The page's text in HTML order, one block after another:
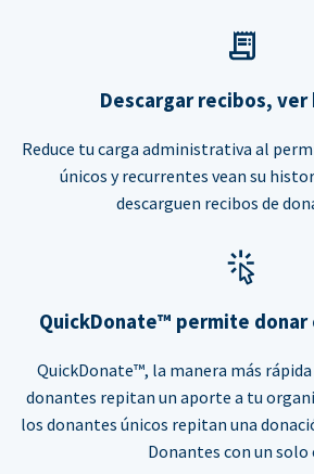
Descargar recibos,
Reduce tu carga administrativa al
únicos y recurrentes vean su
descarguen recibos de
QuickDonate™ permite donar
QuickDonate™, la manera más
donantes repitan un aporte a tu
los donantes únicos repitan una
Donantes con un solo